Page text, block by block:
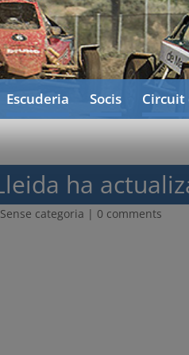
Escuderia Socis Circuit
ha
categoria | 0 comments